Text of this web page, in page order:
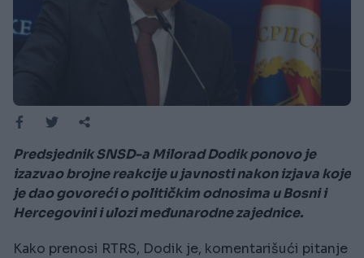
Predsjednik SNSD-a Milorad Dodik ponovo je
izazvao brojne reakcije u javnosti nakon izjava koje
je dao govoreći o političkim odnosima u Bosni i
Hercegovini i ulozi međunarodne zajednice.
Kako prenosi RTRS, Dodik je, komentarišući pitanje